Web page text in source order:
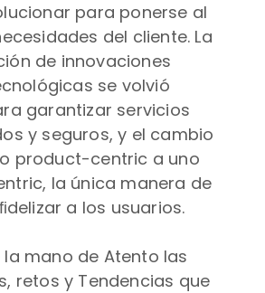
para ponerse al
del cliente. La
de innovaciones
se volvió
garantizar servicios
y seguros, y el cambio
product-centric a uno
la única manera de
a los usuarios.
la mano de Atento las
retos y Tendencias que